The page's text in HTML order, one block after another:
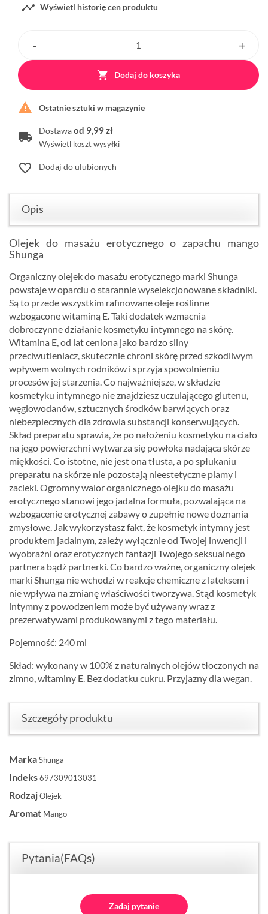
 Wyświetl historię cen produktu
 Dodaj do koszyka
 Ostatnie sztuki w magazynie
Dostawaod 9,99 zł
Wyświetl koszt wysyłki
favorite_border Dodaj do ulubionych
Opis
Olejek do masażu erotycznego o zapachu mango
Shunga
Organiczny olejek do masażu erotycznego marki Shunga
powstaje w oparciu o starannie wyselekcjonowane składniki.
Są to przede wszystkim rafinowane oleje roślinne
wzbogacone witaminą E. Taki dodatek wzmacnia
dobroczynne działanie kosmetyku intymnego na skórę.
Witamina E, od lat ceniona jako bardzo silny
przeciwutleniacz, skutecznie chroni skórę przed szkodliwym
wpływem wolnych rodników i sprzyja spowolnieniu
procesów jej starzenia. Co najważniejsze, w składzie
kosmetyku intymnego nie znajdziesz uczulającego glutenu,
węglowodanów, sztucznych środków barwiących oraz
niebezpiecznych dla zdrowia substancji konserwujących.
Skład preparatu sprawia, że po nałożeniu kosmetyku na ciało
na jego powierzchni wytwarza się powłoka nadająca skórze
miękkości. Co istotne, nie jest ona tłusta, a po spłukaniu
preparatu na skórze nie pozostają nieestetyczne plamy i
zacieki. Ogromny walor organicznego olejku do masażu
erotycznego stanowi jego jadalna formuła, pozwalająca na
wzbogacenie erotycznej zabawy o zupełnie nowe doznania
zmysłowe. Jak wykorzystasz fakt, że kosmetyk intymny jest
produktem jadalnym, zależy wyłącznie od Twojej inwencji i
wyobraźni oraz erotycznych fantazji Twojego seksualnego
partnera bądź partnerki. Co bardzo ważne, organiczny olejek
marki Shunga nie wchodzi w reakcje chemiczne z lateksem i
nie wpływa na zmianę właściwości tworzywa. Stąd kosmetyk
intymny z powodzeniem może być używany wraz z
prezerwatywami produkowanymi z tego materiału.
Pojemność: 240 ml
Skład: wykonany w 100% z naturalnych olejów tłoczonych na
zimno, witaminy E. Bez dodatku cukru. Przyjazny dla wegan.
Szczegóły produktu
MarkaShunga
Indeks697309013031
RodzajOlejek
Aromat Mango
Pytania(FAQs)
Zadaj pytanie